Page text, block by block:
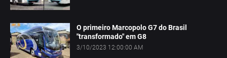
O primeiro Marcopolo G7 do Brasil
"transformado" em G8
3/10/2023 12:00:00 AM